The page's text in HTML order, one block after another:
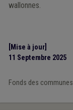
wallonnes.
[Mise à jour]
11 Septembre 2025
Fonds des communes